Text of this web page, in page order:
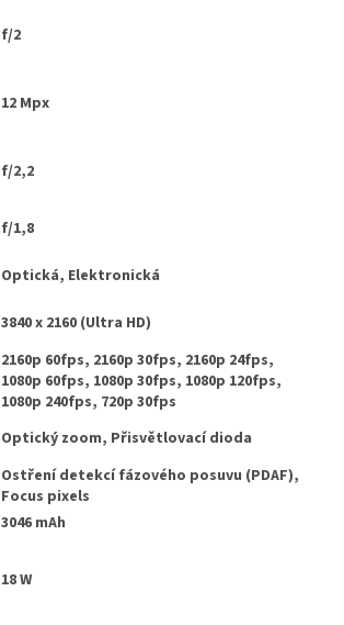
f/2
12 Mpx
f/2,2
f/1,8
Optická, Elektronická
3840 x 2160 (Ultra HD)
2160p 60fps, 2160p 30fps, 2160p 24fps,
1080p 60fps, 1080p 30fps, 1080p 120fps,
1080p 240fps, 720p 30fps
Optický zoom, Přisvětlovací dioda
Ostření detekcí fázového posuvu (PDAF),
Focus pixels
3046 mAh
18 W